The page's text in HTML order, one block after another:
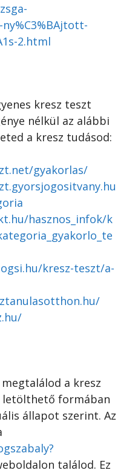
ny%C3%BAjtott-
2.html
kresz teszt
nélkül az alábbi
a kresz tudásod:
gyakorlas/
hasznos_infok/k
kresz-teszt/a-
a kresz
letölthető formában
állapot szerint. Az
találod. Ez